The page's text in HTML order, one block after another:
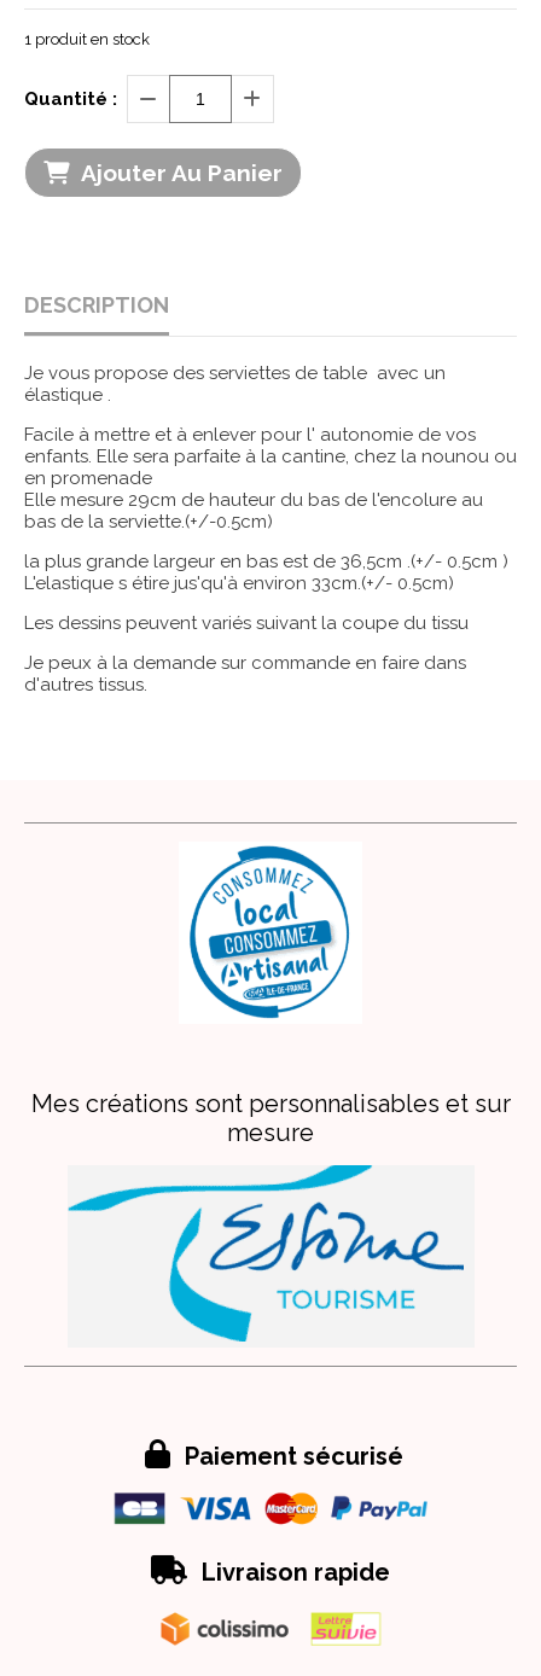
1 produit en stock
Quantité :
Ajouter Au Panier
DESCRIPTION
Je vous propose des serviettes de table avec un
élastique .
Facile à mettre et à enlever pour l' autonomie de vos
enfants. Elle sera parfaite à la cantine, chez la nounou ou
en promenade
Elle mesure 29cm de hauteur du bas de l'encolure au
bas de la serviette.(+/-0.5cm)
la plus grande largeur en bas est de 36,5cm .(+/- 0.5cm )
L'elastique s étire jus'qu'à environ 33cm.(+/- 0.5cm)
Les dessins peuvent variés suivant la coupe du tissu
Je peux à la demande sur commande en faire dans
d'autres tissus.
Mes créations sont personnalisables et sur
mesure
 Paiement sécurisé
 Livraison rapide